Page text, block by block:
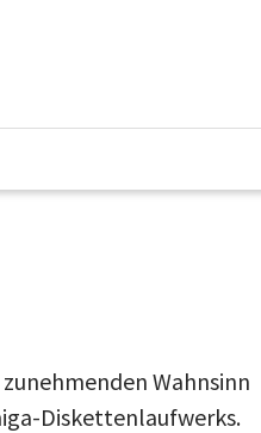
Wahnsinn
Diskettenlaufwerks.